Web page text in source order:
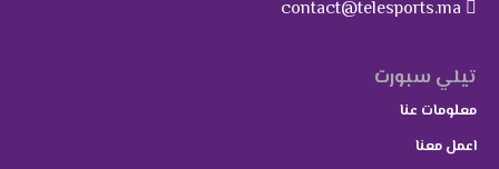
contact@telesports.ma
تيلي سبورت
معلومات عنا
اعمل معنا